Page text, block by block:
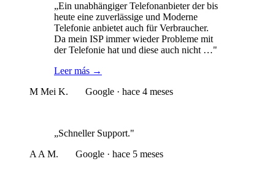
„Ein unabhängiger Telefonanbieter der bis
heute eine zuverlässige und Moderne
Telefonie anbietet auch für Verbraucher.
Da mein ISP immer wieder Probleme mit
der Telefonie hat und diese auch nicht …"
Leer más →
M Mei K. Google · hace 4 meses
„Schneller Support."
A A M. Google · hace 5 meses